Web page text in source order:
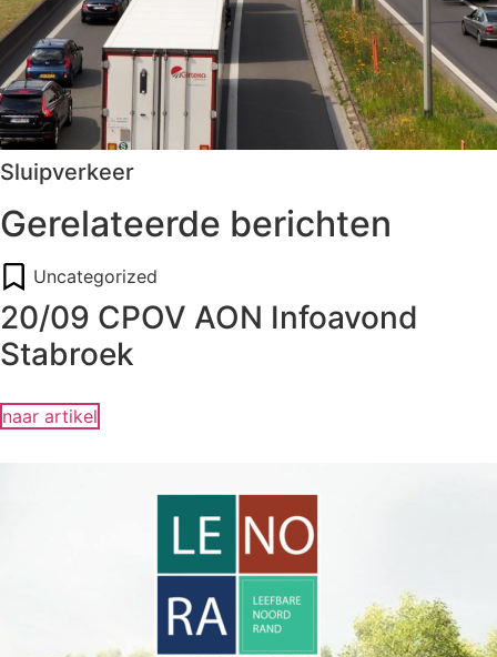
Sluipverkeer
Gerelateerde berichten
Uncategorized
20/09 CPOV AON Infoavond
Stabroek
naar artikel